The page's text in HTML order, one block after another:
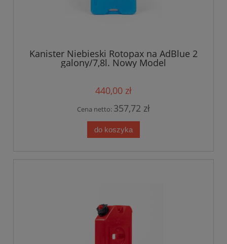
Kanister Niebieski Rotopax na AdBlue 2
galony/7,8l. Nowy Model
440,00 zł
Cena netto: 357,72 zł
do koszyka